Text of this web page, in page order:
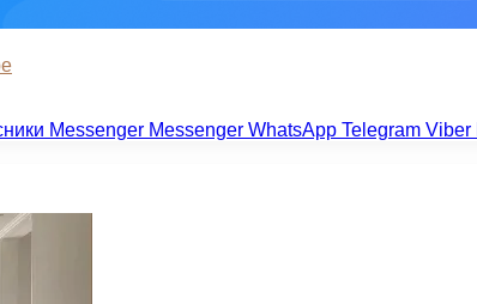
Messenger Messenger WhatsApp Telegram Viber